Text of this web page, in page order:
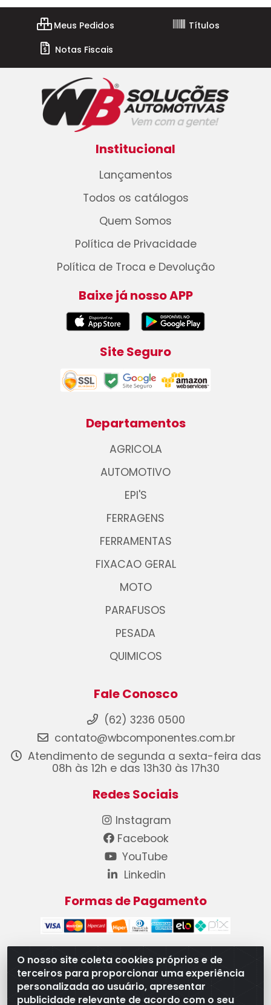
O nosso site coleta cookies próprios e de
terceiros para proporcionar uma experiência
personalizada ao usuário, apresentar
publicidade relevante de acordo com o seu
Meus Pedidos
Títulos
Notas Fiscais
Institucional
Lançamentos
Todos os catálogos
Quem Somos
Política de Privacidade
Política de Troca e Devolução
Baixe já nosso APP
Site Seguro
Departamentos
AGRICOLA
AUTOMOTIVO
EPI'S
FERRAGENS
FERRAMENTAS
FIXACAO GERAL
MOTO
PARAFUSOS
PESADA
QUIMICOS
Fale Conosco
(62) 3236 0500
contato@wbcomponentes.com.br
Atendimento de segunda a sexta-feira das
08h às 12h e das 13h30 às 17h30
Redes Sociais
Instagram
Facebook
YouTube
Linkedin
Formas de Pagamento
WB Componentes Automotivos LTDA - CNPJ
08.528.393/0001-12 - Rua do Níquel, 667 - Parque
Oeste Industrial, Goiânia/GO - CEP 74375-660